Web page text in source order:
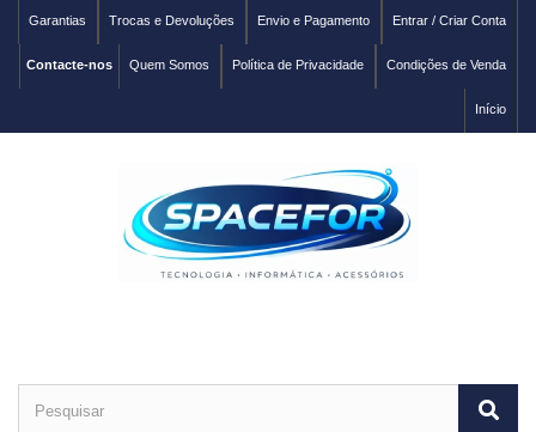
Entrar / Criar Conta
Envio e Pagamento
Trocas e Devoluções
Garantias
Condições de Venda
Política de Privacidade
Quem Somos
Contacte-nos
Início